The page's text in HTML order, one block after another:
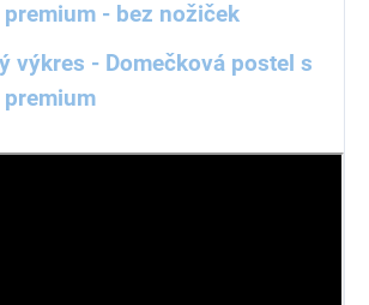
- bez nožiček
výkres - Domečková postel s